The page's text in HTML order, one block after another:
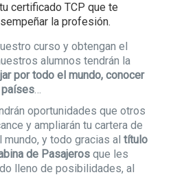
certificado TCP que te
la profesión.
curso y obtengan el
alumnos tendrán la
por todo el mundo, conocer
…
oportunidades que otros
y ampliarán tu cartera de
y todo gracias al título
de Pasajerosque les
lleno de posibilidades, al